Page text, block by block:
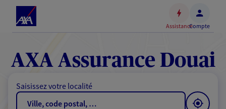
Accéder
contenu
principal
au
AssistanceCompte
AXA Assurance Douai
Saisissez votre localité